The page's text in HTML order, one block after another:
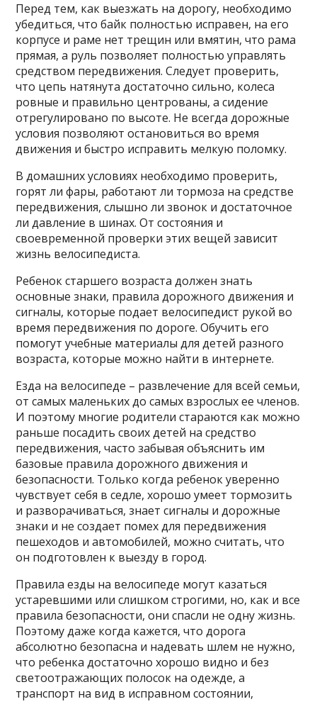
Перед тем, как выезжать на дорогу, необходимо
убедиться, что байк полностью исправен, на его
корпусе и раме нет трещин или вмятин, что рама
прямая, а руль позволяет полностью управлять
средством передвижения. Следует проверить,
что цепь натянута достаточно сильно, колеса
ровные и правильно центрованы, а сидение
отрегулировано по высоте. Не всегда дорожные
условия позволяют остановиться во время
движения и быстро исправить мелкую поломку.
В домашних условиях необходимо проверить,
горят ли фары, работают ли тормоза на средстве
передвижения, слышно ли звонок и достаточное
ли давление в шинах. От состояния и
своевременной проверки этих вещей зависит
жизнь велосипедиста.
Ребенок старшего возраста должен знать
основные знаки, правила дорожного движения и
сигналы, которые подает велосипедист рукой во
время передвижения по дороге. Обучить его
помогут учебные материалы для детей разного
возраста, которые можно найти в интернете.
Езда на велосипеде – развлечение для всей семьи,
от самых маленьких до самых взрослых ее членов.
И поэтому многие родители стараются как можно
раньше посадить своих детей на средство
передвижения, часто забывая объяснить им
базовые правила дорожного движения и
безопасности. Только когда ребенок уверенно
чувствует себя в седле, хорошо умеет тормозить
и разворачиваться, знает сигналы и дорожные
знаки и не создает помех для передвижения
пешеходов и автомобилей, можно считать, что
он подготовлен к выезду в город.
Правила езды на велосипеде могут казаться
устаревшими или слишком строгими, но, как и все
правила безопасности, они спасли не одну жизнь.
Поэтому даже когда кажется, что дорога
абсолютно безопасна и надевать шлем не нужно,
что ребенка достаточно хорошо видно и без
светоотражающих полосок на одежде, а
транспорт на вид в исправном состоянии,